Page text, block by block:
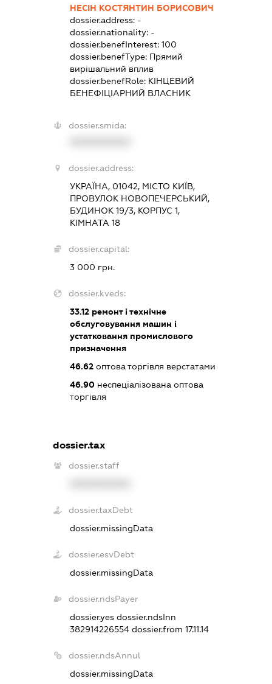
НЕСІН КОСТЯНТИН БОРИСОВИЧ
dossier.address: -
dossier.nationality: -
dossier.benefInterest: 100
dossier.benefType: Прямий
вирішальний вплив
dossier.benefRole: КІНЦЕВИЙ
БЕНЕФІЦІАРНИЙ ВЛАСНИК
dossier.smida:
dossier.address:
УКРАЇНА, 01042, МІСТО КИЇВ,
ПРОВУЛОК НОВОПЕЧЕРСЬКИЙ,
БУДИНОК 19/3, КОРПУС 1,
КІМНАТА 18
dossier.capital:
3 000 грн.
dossier.kveds:
33.12ремонт і технічне
обслуговування машин і
устатковання промислового
призначення
46.62оптова торгівля верстатами
46.90неспеціалізована оптова
торгівля
dossier.tax
dossier.staff
dossier.taxDebt
dossier.missingData
dossier.esvDebt
dossier.missingData
dossier.ndsPayer
dossier.yes dossier.ndsInn
382914226554 dossier.from 17.11.14
dossier.ndsAnnul
dossier.missingData